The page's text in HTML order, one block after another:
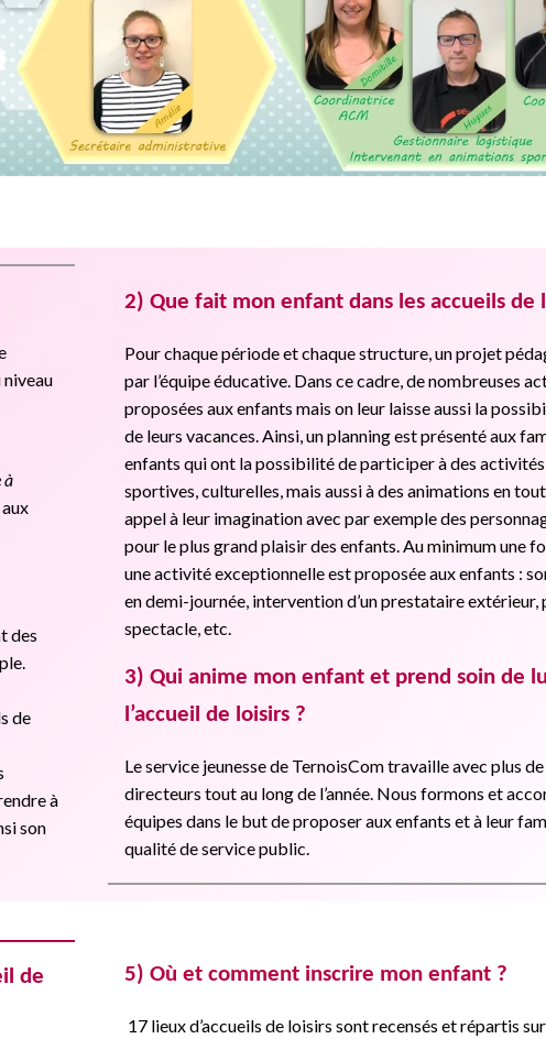
niveau
à
des
de
à
son
2) Que fait mon enfant dans les accueils de
Pour chaque période et chaque structure, un projet
par l’équipe éducative. Dans ce cadre, de nombreuses
proposées aux enfants mais on leur laisse aussi la
de leurs vacances. Ainsi, un planning est présenté aux
enfants qui ont la possibilité de participer à des activités
sportives, culturelles, mais aussi à des animations en
appel à leur imagination avec par exemple des
pour le plus grand plaisir des enfants. Au minimum une
une activité exceptionnelle est proposée aux enfants :
en demi-journée, intervention d’un prestataire
spectacle, etc.
3) Qui anime mon enfant et prend soin de
l’accueil de loisirs ?
Le service jeunesse de TernoisCom travaille avec plus
directeurs tout au long de l’année. Nous formons et
équipes dans le but de proposer aux enfants et à leur
qualité de service public.
de
5) Où et comment inscrire mon enfant ?
17 lieux d’accueils de loisirs sont recensés et répartis